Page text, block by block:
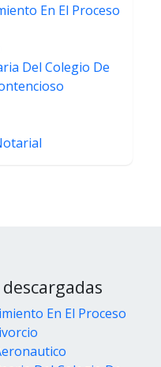
En El Proceso
Del Colegio De
En El Proceso